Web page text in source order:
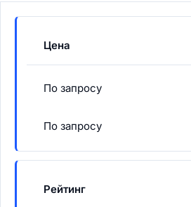
Цена
По запросу
По запросу
Рейтинг